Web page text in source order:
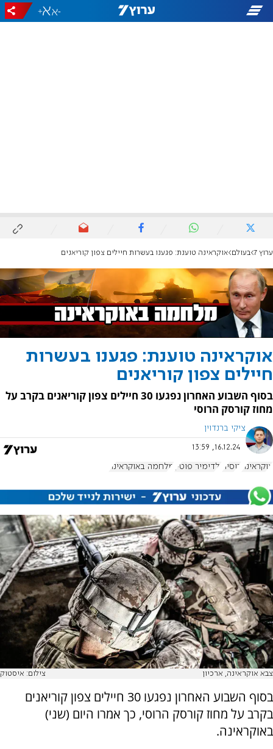
-
+
ערוץ 7 בעולם אוקראינה טוענת: פגענו בעשרות חיילים צפון קוריאנים
אוקראינה טוענת: פגענו בעשרות
חיילים צפון קוריאנים
בסוף השבוע האחרון נפגעו 30 חיילים צפון קוריאנים בקרב על
מחוז קורסק הרוסי
ציקי ברנדוין
16.12.24, 13:59
אוקראינה רוסיה ולדימיר פוטין מלחמה באוקראינה
צבא אוקראינה, ארכיון צילום: איסטוק
בסוף השבוע האחרון נפגעו 30 חיילים צפון קוריאנים
בקרב על מחוז קורסק הרוסי, כך אמרו היום (שני)
באוקראינה.